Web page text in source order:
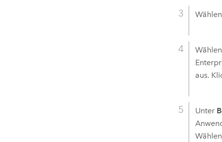
aus.
Unter